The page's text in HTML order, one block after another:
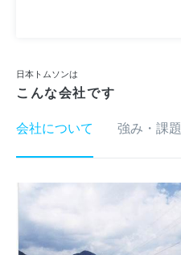
日本トムソンは
こんな会社です
会社について
強み・課題